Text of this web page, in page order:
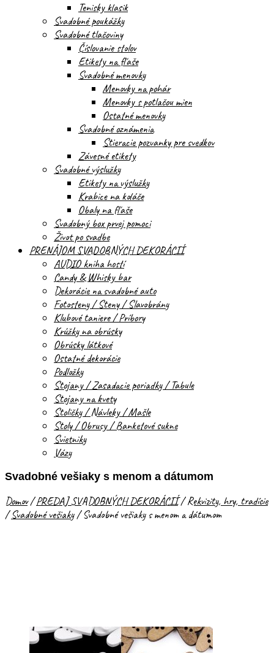
Tenisky klasik
Svadobné poukážky
Svadobné tlačoviny
Číslovanie stolov
Etikety na fľaše
Svadobné menovky
Menovky na pohár
Menovky s potlačou mien
Ostatné menovky
Svadobné oznámenia
Stieracie pozvanky pre svedkov
Závesné etikety
Svadobné výslužky
Etikety na výslužky
Krabice na koláče
Obaly na fľaše
Svadobný box prvej pomoci
Život po svadbe
PRENÁJOM SVADOBNÝCH DEKORÁCIÍ
AUDIO kniha hostí
Candy & Whisky bar
Dekorácie na svadobné auto
Fotosteny / Steny / Slavobrány
Klubové taniere / Príbory
Krúžky na obrúsky
Obrúsky látkové
Ostatné dekorácie
Podložky
Stojany / Zasadacie poriadky / Tabule
Stojany na kvety
Stoličky / Návleky / Mašle
Stoly / Obrusy / Banketové sukne
Svietniky
Vázy
Svadobné vešiaky s menom a dátumom
Domov/PREDAJ SVADOBNÝCH DEKORÁCIÍ/Rekvizity, hry, tradície
/Svadobné vešiaky/Svadobné vešiaky s menom a dátumom